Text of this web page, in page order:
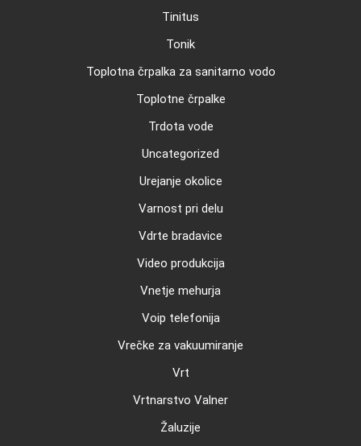
Tinitus
Tonik
Toplotna črpalka za sanitarno vodo
Toplotne črpalke
Trdota vode
Uncategorized
Urejanje okolice
Varnost pri delu
Vdrte bradavice
Video produkcija
Vnetje mehurja
Voip telefonija
Vrečke za vakuumiranje
Vrt
Vrtnarstvo Valner
Žaluzije